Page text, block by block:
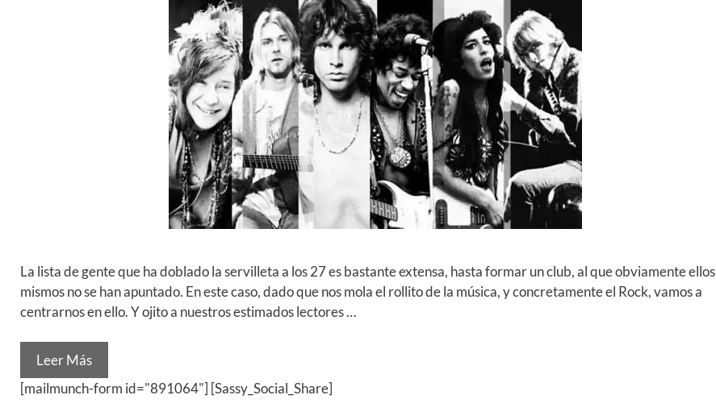
La lista de gente que ha doblado la servilleta a los 27 es bastante extensa, hasta formar un club, al que obviamente ellos
mismos no se han apuntado. En este caso, dado que nos mola el rollito de la música, y concretamente el Rock, vamos a
centrarnos en ello. Y ojito a nuestros estimados lectores …
Leer Más
[mailmunch-form id="891064"] [Sassy_Social_Share]